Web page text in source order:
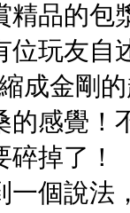
精品的包
位玩友自
成金剛
的感覺！
掉了！
個說法